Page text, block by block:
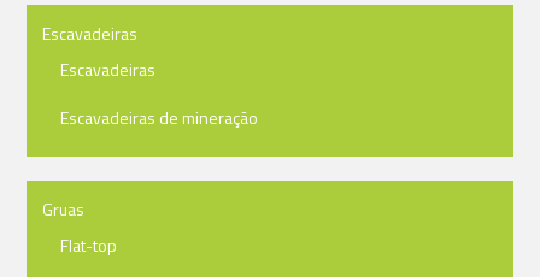
Escavadeiras
Escavadeiras
Escavadeiras de mineração
Gruas
Flat-top